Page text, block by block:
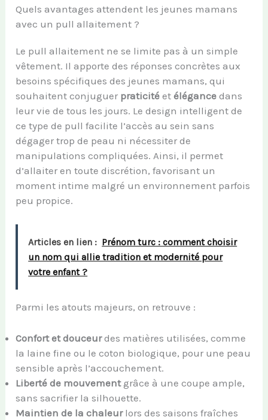
Quels avantages attendent les jeunes mamans
avec un pull allaitement ?
Le pull allaitement ne se limite pas à un simple
vêtement. Il apporte des réponses concrètes aux
besoins spécifiques des jeunes mamans, qui
souhaitent conjuguer praticité etélégance dans
leur vie de tous les jours. Le design intelligent de
ce type de pull facilite l’accès au sein sans
dégager trop de peau ni nécessiter de
manipulations compliquées. Ainsi, il permet
d’allaiter en toute discrétion, favorisant un
moment intime malgré un environnement parfois
peu propice.
Articles en lien : Prénom turc : comment choisir
un nom qui allie tradition et modernité pour
votre enfant ?
Parmi les atouts majeurs, on retrouve :
Confort et douceurdes matières utilisées, comme
la laine fine ou le coton biologique, pour une peau
sensible après l’accouchement.
Liberté de mouvementgrâce à une coupe ample,
sans sacrifier la silhouette.
Maintien de la chaleurlors des saisons fraîches